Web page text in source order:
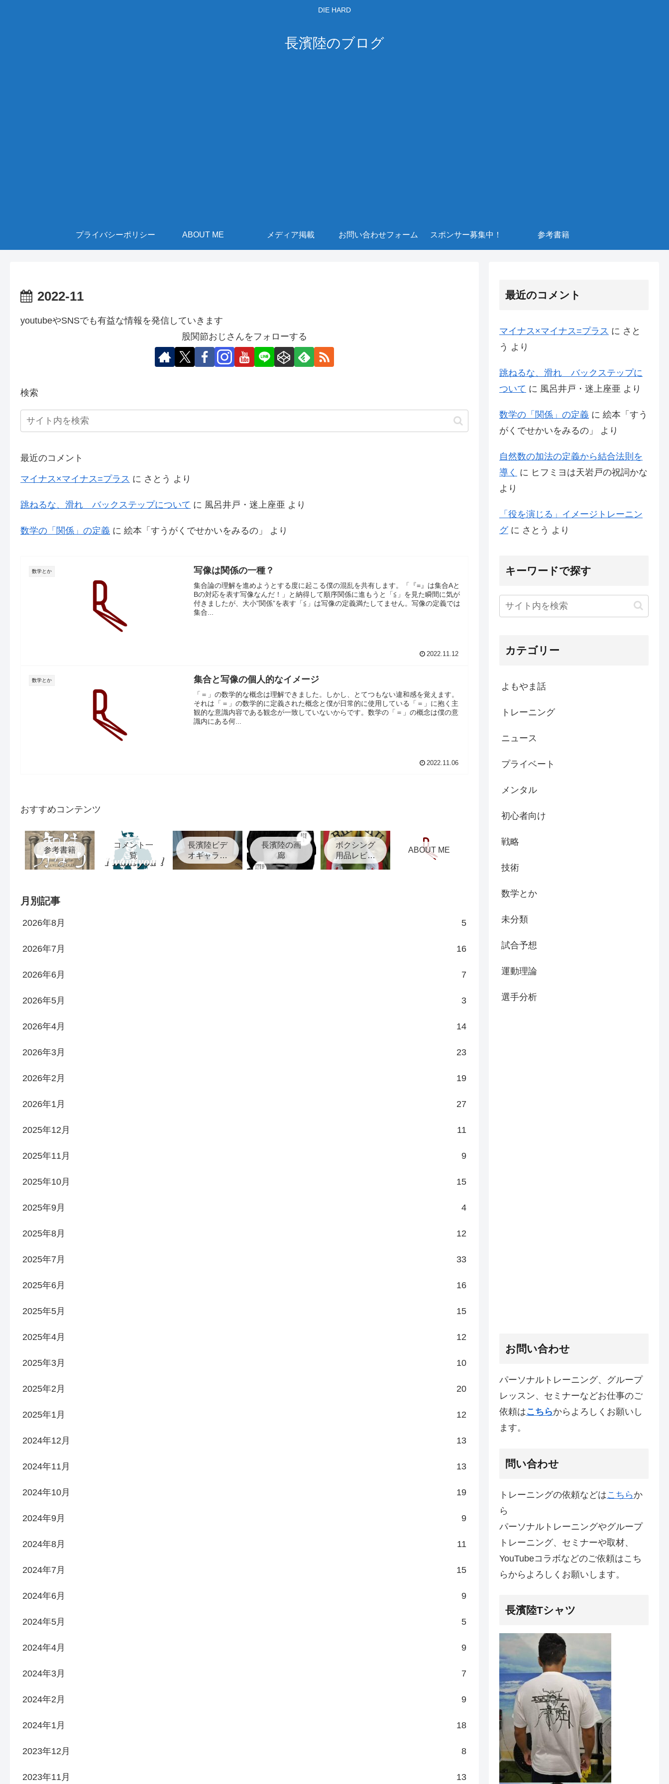
DIE HARD
長濱陸のブログ
プライバシーポリシー ABOUT ME メディア掲載 お問い合わせフォーム スポンサー募集中！ 参考書籍
2022-11
youtubeやSNSでも有益な情報を発信していきます
股関節おじさんをフォローする
検索
最近のコメント
マイナス×マイナス=プラス に さとう より
跳ねるな、滑れ バックステップについて に 風呂井戸・迷上座亜 より
数学の「関係」の定義 に 絵本「すうがくでせかいをみるの」 より
数学とか 写像は関係の一種？
集合論の理解を進めようとする度に起こる僕の混乱を共有します。「『=』は集合Aと
Bの対応を表す写像なんだ！」と納得して順序関係に進もうと「≦」を見た瞬間に気が
付きましたが、大小”関係”を表す「≦」は写像の定義満たしてません。写像の定義では
集合...
2022.11.12
数学とか 集合と写像の個人的なイメージ
「＝」の数学的な概念は理解できました。しかし、とてつもない違和感を覚えます。
それは「＝」の数学的に定義された概念と僕が日常的に使用している「＝」に抱く主
観的な意識内容である観念が一致していないからです。数学の「＝」の概念は僕の意
識内にある何...
2022.11.06
おすすめコンテンツ
参考書籍
コメント一
覧
長濱陸ビデ
オギャラリ
ー
長濱陸の画
廊
ボクシング
用品レビュ
ー
ABOUT ME
月別記事
2026年8月 5
2026年7月 16
2026年6月 7
2026年5月 3
2026年4月 14
2026年3月 23
2026年2月 19
2026年1月 27
2025年12月 11
2025年11月 9
2025年10月 15
2025年9月 4
2025年8月 12
2025年7月 33
2025年6月 16
2025年5月 15
2025年4月 12
2025年3月 10
2025年2月 20
2025年1月 12
2024年12月 13
2024年11月 13
2024年10月 19
2024年9月 9
2024年8月 11
2024年7月 15
2024年6月 9
2024年5月 5
2024年4月 9
2024年3月 7
2024年2月 9
2024年1月 18
2023年12月 8
2023年11月 13
最近のコメント
マイナス×マイナス=プラス に さと
う より
跳ねるな、滑れ バックステップに
ついて に 風呂井戸・迷上座亜 より
数学の「関係」の定義 に 絵本「すう
がくでせかいをみるの」
より
自然数の加法の定義から結合法則を
導く に ヒフミヨは天岩戸の祝詞かな
より
「役を演じる」イメージトレーニン
グに さとう より
キーワードで探す
カテゴリー
よもやま話
トレーニング
ニュース
プライベート
メンタル
初心者向け
戦略
技術
数学とか
未分類
試合予想
運動理論
選手分析
お問い合わせ
パーソナルトレーニング、グループ
レッスン、セミナーなどお仕事のご
依頼はこちらからよろしくお願いし
ます。
問い合わせ
トレーニングの依頼などはこちら か
ら
パーソナルトレーニングやグループ
トレーニング、セミナーや取材、
YouTubeコラボなどのご依頼はこち
らからよろしくお願いします。
長濱陸Tシャツ